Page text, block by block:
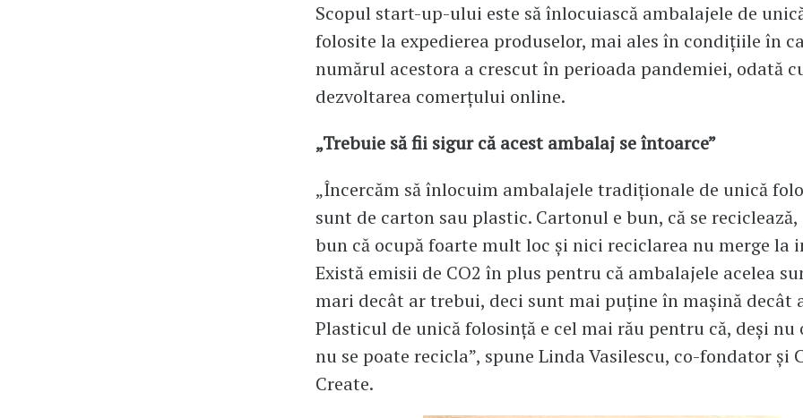
Scopul start-up-ului este să înlocuiască ambalajele de
folosite la expedierea produselor, mai ales în condițiile în
numărul acestora a crescut în perioada pandemiei, odată
dezvoltarea comerțului online.
„Trebuie să fii sigur că acest ambalaj se întoarce”
„Încercăm să înlocuim ambalajele tradiționale de unică
sunt de carton sau plastic. Cartonul e bun, că se
bun că ocupă foarte mult loc și nici reciclarea nu merge la
Există emisii de CO2 în plus pentru că ambalajele acelea
mari decât ar trebui, deci sunt mai puține în mașină decât
Plasticul de unică folosință e cel mai rău pentru că, deși nu
nu se poate recicla”, spune Linda Vasilescu, co-fondator și
Create.